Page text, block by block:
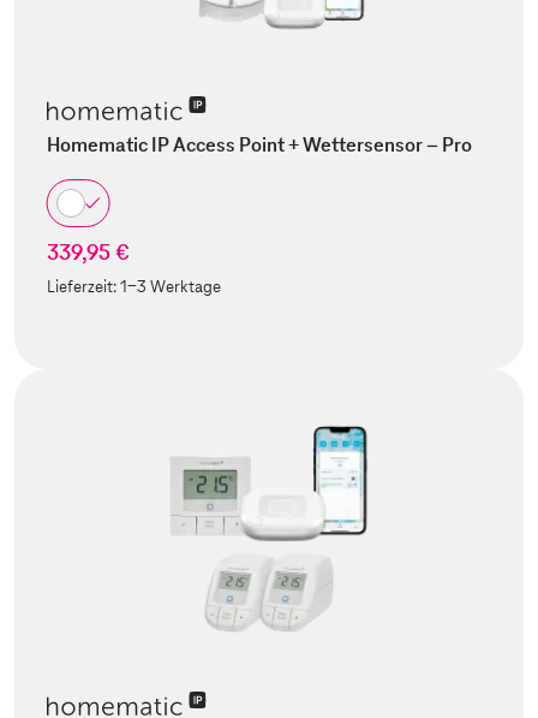
Homematic IP Access Point + Wettersensor – Pro
339,95 €
Lieferzeit:1-3 Werktage